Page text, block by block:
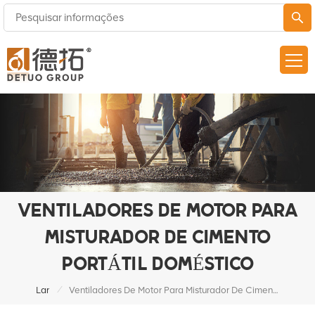
VENTILADORES DE MOTOR PARA
MISTURADOR DE CIMENTO
PORTÁTIL DOMÉSTICO
Lar / Ventiladores De Motor Para Misturador De Cimento Portátil Doméstico